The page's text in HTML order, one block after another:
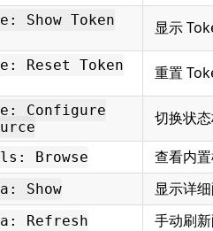
Show Token
显示
Reset Token
重置
Configure
切换状
Browse 查看内
Show 显示详
Refresh 手动刷